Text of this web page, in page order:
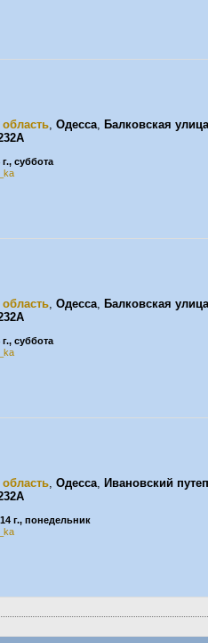
, Одесса, Балковская
суббота
, Одесса, Балковская
суббота
, Одесса, Ивановский
г., понедельник